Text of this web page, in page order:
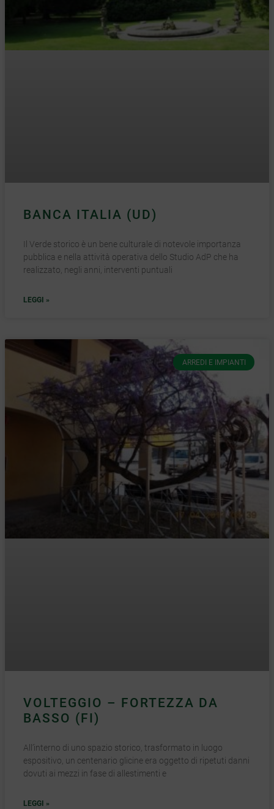
BANCA ITALIA (UD)
Il Verde storico è un bene culturale di notevole importanza
pubblica e nella attività operativa dello Studio AdP che ha
realizzato, negli anni, interventi puntuali
LEGGI »
ARREDI E IMPIANTI
VOLTEGGIO – FORTEZZA DA
BASSO (FI)
All’interno di uno spazio storico, trasformato in luogo
espositivo, un centenario glicine era oggetto di ripetuti danni
dovuti ai mezzi in fase di allestimenti e
LEGGI »